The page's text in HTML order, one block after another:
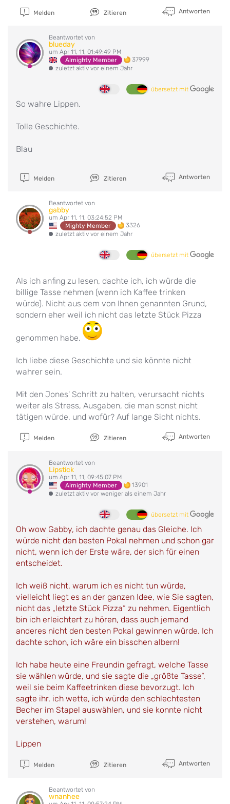
Melden Zitieren Antworten
Beantwortet von
blueday
um Apr 11, 11, 01:49:49 PM
Almighty Member
37999
zuletzt aktiv vor einem Jahr
übersetzt mit
So wahre Lippen.
Tolle Geschichte.
Blau
Melden Zitieren Antworten
Beantwortet von
gabby
um Apr 11, 11, 03:24:52 PM
Mighty Member
3326
zuletzt aktiv vor einem Jahr
übersetzt mit
Als ich anfing zu lesen, dachte ich, ich würde die
billige Tasse nehmen (wenn ich Kaffee trinken
würde). Nicht aus dem von Ihnen genannten Grund,
sondern eher weil ich nicht das letzte Stück Pizza
genommen habe.
Ich liebe diese Geschichte und sie könnte nicht
wahrer sein.
Mit den Jones' Schritt zu halten, verursacht nichts
weiter als Stress, Ausgaben, die man sonst nicht
tätigen würde, und wofür? Auf lange Sicht nichts.
Melden Zitieren Antworten
Beantwortet von
Lipstick
um Apr 11, 11, 09:45:07 PM
Almighty Member
13901
zuletzt aktiv vor weniger als einem Jahr
übersetzt mit
Oh wow Gabby, ich dachte genau das Gleiche. Ich
würde nicht den besten Pokal nehmen und schon gar
nicht, wenn ich der Erste wäre, der sich für einen
entscheidet.
Ich weiß nicht, warum ich es nicht tun würde,
vielleicht liegt es an der ganzen Idee, wie Sie sagten,
nicht das „letzte Stück Pizza“ zu nehmen. Eigentlich
bin ich erleichtert zu hören, dass auch jemand
anderes nicht den besten Pokal gewinnen würde. Ich
dachte schon, ich wäre ein bisschen albern!
Ich habe heute eine Freundin gefragt, welche Tasse
sie wählen würde, und sie sagte die „größte Tasse“,
weil sie beim Kaffeetrinken diese bevorzugt. Ich
sagte ihr, ich wette, ich würde den schlechtesten
Becher im Stapel auswählen, und sie konnte nicht
verstehen, warum!
Lippen
Melden Zitieren Antworten
Beantwortet von
wnanhee